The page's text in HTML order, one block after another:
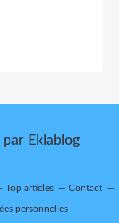
Eklablog
Top articles Contact
personnelles